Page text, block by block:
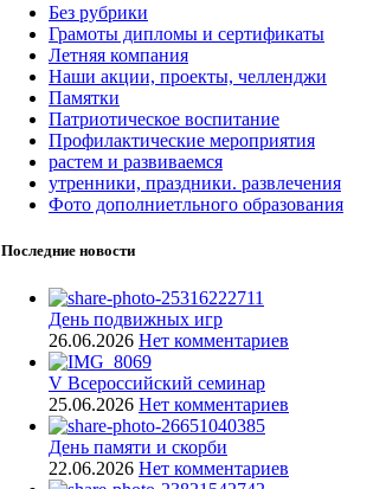
Без рубрики
Грамоты дипломы и сертификаты
Летняя компания
Наши акции, проекты, челленджи
Памятки
Патриотическое воспитание
Профилактические мероприятия
растем и развиваемся
утренники, праздники. развлечения
Фото дополниетльного образования
Последние новости
День подвижных игр
26.06.2026 Нет комментариев
V Всероссийский семинар
25.06.2026 Нет комментариев
День памяти и скорби
22.06.2026 Нет комментариев